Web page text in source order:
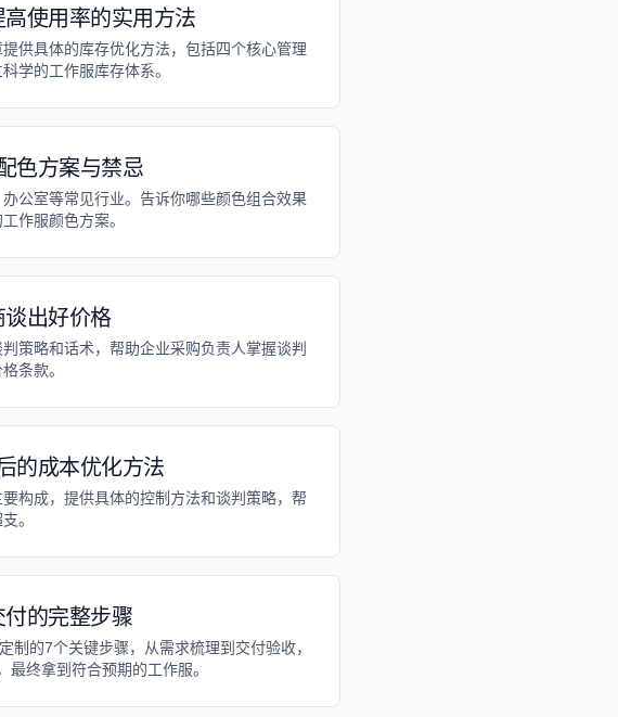
使用率的实用方法
供具体的库存优化方法，包括四个核心管理
学的工作服库存体系。
色方案与禁忌
公室等常见行业。告诉你哪些颜色组合效果
作服颜色方案。
出好价格
策略和话术，帮助企业采购负责人掌握谈判
条款。
的成本优化方法
构成，提供具体的控制方法和谈判策略，帮
。
的完整步骤
的7个关键步骤，从需求梳理到交付验收，
终拿到符合预期的工作服。